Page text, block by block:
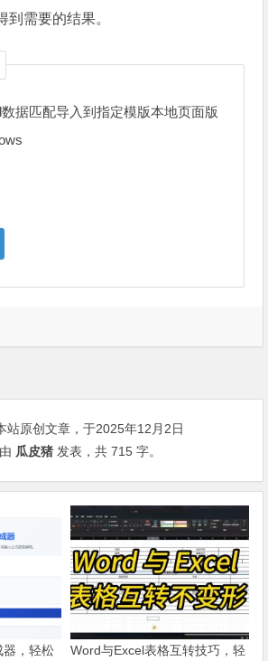
到需要的结果。
据匹配导入到指定模版本地页面版
站原创文章，于2025年12月2日
瓜皮猪 发表，共 715 字。
器，轻松
Word与Excel表格互转技巧，轻